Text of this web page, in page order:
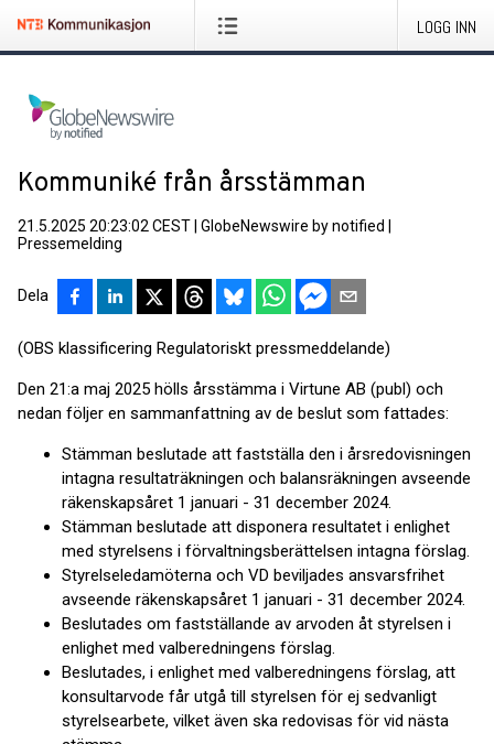
LOGG INN
Kommuniké från årsstämman
21.5.2025 20:23:02 CEST GlobeNewswire by notified
Pressemelding
Dela
(OBS klassificering Regulatoriskt pressmeddelande)
Den 21:a maj 2025 hölls årsstämma i Virtune AB (publ) och
nedan följer en sammanfattning av de beslut som fattades:
Stämman beslutade att fastställa den i årsredovisningen
intagna resultaträkningen och balansräkningen avseende
räkenskapsåret 1 januari - 31 december 2024.
Stämman beslutade att disponera resultatet i enlighet
med styrelsens i förvaltningsberättelsen intagna förslag.
Styrelseledamöterna och VD beviljades ansvarsfrihet
avseende räkenskapsåret 1 januari - 31 december 2024.
Beslutades om fastställande av arvoden åt styrelsen i
enlighet med valberedningens förslag.
Beslutades, i enlighet med valberedningens förslag, att
konsultarvode får utgå till styrelsen för ej sedvanligt
styrelsearbete, vilket även ska redovisas för vid nästa